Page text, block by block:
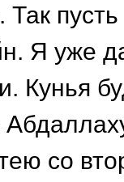
Я уже
Кунья
со